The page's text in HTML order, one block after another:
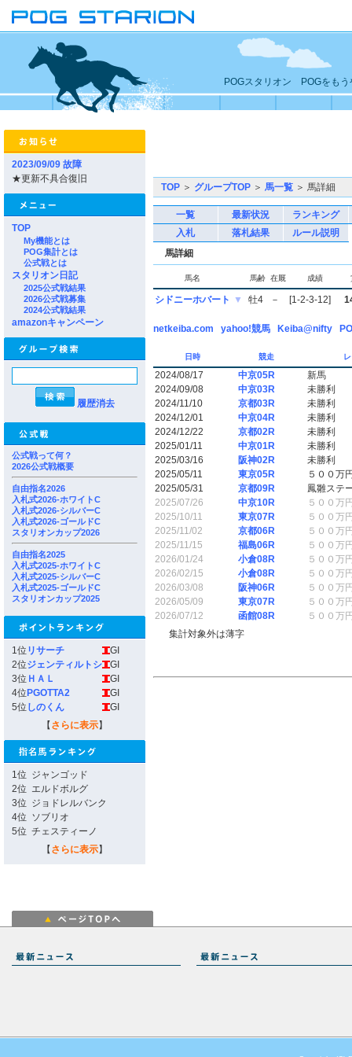
POGスタリオン POGをもう
2023/09/09 故障
★更新不具合復旧
TOP
My機能とは
POG集計とは
公式戦とは
スタリオン日記
2025公式戦結果
2026公式戦募集
2024公式戦結果
amazonキャンペーン
履歴消去
公式戦って何？
2026公式戦概要
自由指名2026
入札式2026-ホワイトC
入札式2026-シルバーC
入札式2026-ゴールドC
スタリオンカップ2026
自由指名2025
入札式2025-ホワイトC
入札式2025-シルバーC
入札式2025-ゴールドC
スタリオンカップ2025
1位 リサーチ
GI
2位ジェンティルトシ
GI
3位 ＨＡＬ
GI
4位 PGOTTA2
GI
5位 しのくん
GI
【 さらに表示】
1位 ジャンゴッド
2位 エルドボルグ
3位 ジョドレルバンク
4位 ソブリオ
5位 チェスティーノ
【 さらに表示】
TOP ＞ グループTOP ＞ 馬一覧 ＞ 馬詳細
一覧 最新状況
ランキング
入札
落札結果
ルール説明
馬詳細
馬名 馬齢 在厩 成績
シドニーホバート ▼ 牡4 － [1-2-3-12]
netkeiba.com yahoo!競馬 Keiba@nifty
日時 競走
2024/08/17 中京05R
新馬
2024/09/08
中京03R
未勝利
2024/11/10
京都03R
未勝利
2024/12/01
中京04R
未勝利
2024/12/22
京都02R
未勝利
2025/01/11
中京01R
未勝利
2025/03/16
阪神02R
未勝利
2025/05/11
東京05R
５００万
2025/05/31
京都09R
鳳雛ステ
2025/07/26
中京10R
５００万
2025/10/11
東京07R
５００万
2025/11/02
京都06R
５００万
2025/11/15
福島06R
５００万
2026/01/24
小倉08R
５００万
2026/02/15
小倉08R
５００万
2026/03/08
阪神06R
５００万
2026/05/09
東京07R
５００万
2026/07/12
函館08R
５００万
集計対象外は薄字